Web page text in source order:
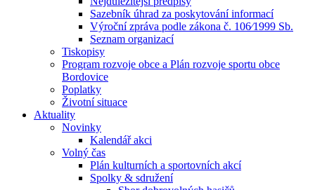
Sazebník úhrad za poskytování informací
Výroční zpráva podle zákona č. 106⁄1999 Sb.
Seznam organizací
Tiskopisy
Program rozvoje obce a Plán rozvoje sportu obce
Bordovice
Poplatky
Životní situace
Aktuality
Novinky
Kalendář akci
Volný čas
Plán kulturních a sportovních akcí
Spolky & sdružení